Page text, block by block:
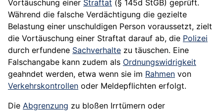
Vortäuschung einer Straftat (§ 145d StGB) geprüft.
Während die falsche Verdächtigung die gezielte
Belastung einer unschuldigen Person voraussetzt, zielt
die Vortäuschung einer Straftat darauf ab, die Polizei
durch erfundene Sachverhalte zu täuschen. Eine
Falschangabe kann zudem als Ordnungswidrigkeit
geahndet werden, etwa wenn sie im Rahmen von
Verkehrskontrollen oder Meldepflichten erfolgt.
Die Abgrenzung zu bloßen Irrtümern oder